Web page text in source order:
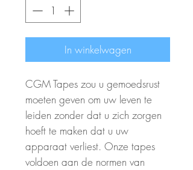
In winkelwagen
CGM Tapes zou u gemoedsrust
moeten geven om uw leven te
leiden zonder dat u zich zorgen
hoeft te maken dat u uw
apparaat verliest. Onze tapes
voldoen aan de normen van